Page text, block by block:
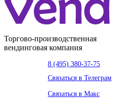
Торгово-производственная
вендинговая компания
8 (495) 380-37-75
Связаться в Телеграм
Связаться в Макс